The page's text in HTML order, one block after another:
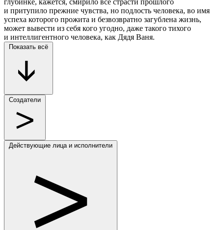
и притупило прежние чувства, но подлость человека, во имя
успеха которого прожита и безвозвратно загублена жизнь,
может вывести из себя кого угодно, даже такого тихого
и интеллигентного человека, как Дядя Ваня.
Показать всё
Создатели
Действующие лица и исполнители